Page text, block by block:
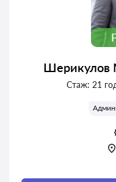
Шерикулов
Стаж: 21